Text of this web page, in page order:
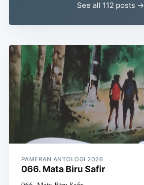
See all 112 posts →
PAMERAN ANTOLOGI 2026
066. Mata Biru Safir